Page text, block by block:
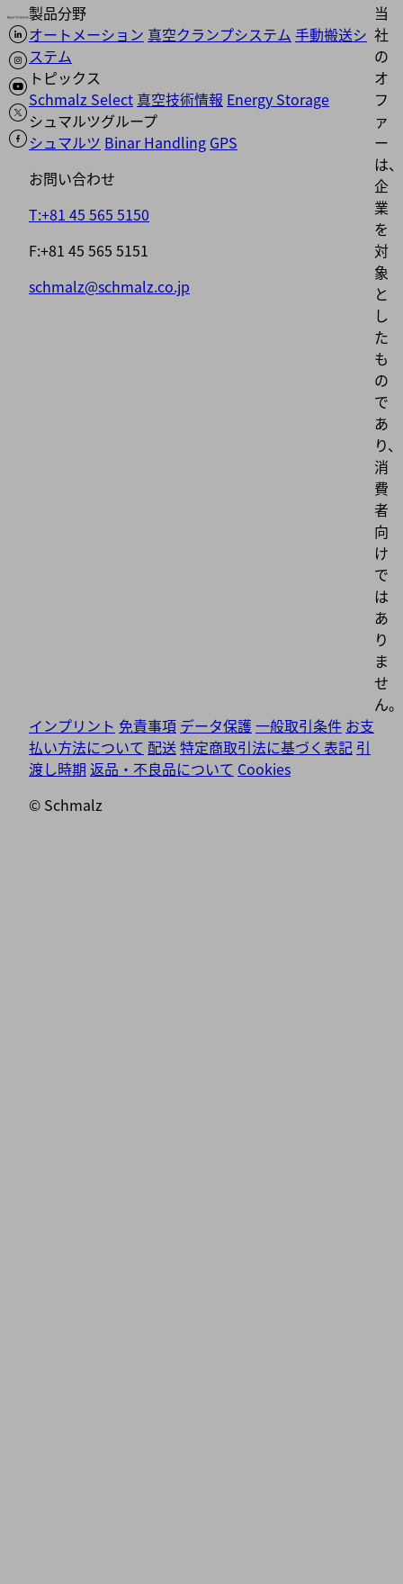
製品分野
オートメーション 真空クランプシステム 手動搬送シ
ステム
トピックス
Schmalz Select 真空技術情報 Energy Storage
シュマルツグループ
シュマルツ Binar Handling GPS
お問い合わせ
T:+81 45 565 5150
F:+81 45 565 5151
schmalz@schmalz.co.jp
当
社
の
オ
フ
ァ
ー
は、
企
業
を
対
象
と
し
た
も
の
で
あ
り、
消
費
者
向
け
で
は
あ
り
ま
せ
ん。
インプリント 免責事項 データ保護 一般取引条件 お支
払い方法について 配送特定商取引法に基づく表記 引
渡し時期 返品・不良品について Cookies
© Schmalz